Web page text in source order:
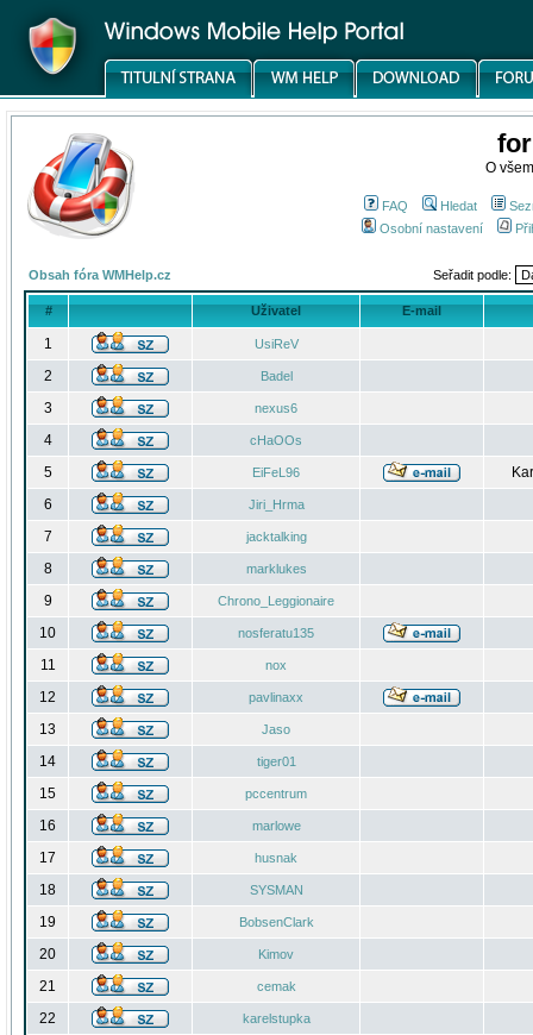
O
FAQ Hledat
Osobní nastavení
Obsah fóra WMHelp.cz Seřadit podle:
# Uživatel E-mail
1 UsiReV
2 Badel
3 nexus6
4 cHaOOs
5 EiFeL96
6
Jiri_Hrma
7 jacktalking
8 marklukes
9 Chrono_Leggionaire
10 nosferatu135
11 nox
12 pavlinaxx
13 Jaso
14 tiger01
15 pccentrum
16 marlowe
17 husnak
18 SYSMAN
19 BobsenClark
20 Kimov
21 cemak
22 karelstupka